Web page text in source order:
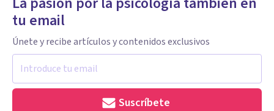
tu email
Únete y recibe artículos y contenidos exclusivos
Suscríbete